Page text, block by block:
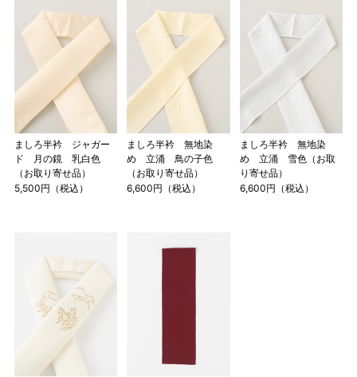
ましろ半衿 ジャガー
ド 月の鏡 乳白色
（お取り寄せ品）
5,500円（税込）
ましろ半衿 無地染
め 立涌 鳥の子色
（お取り寄せ品）
6,600円（税込）
ましろ半衿 無地染
め 立涌 雪色（お取
り寄せ品）
6,600円（税込）